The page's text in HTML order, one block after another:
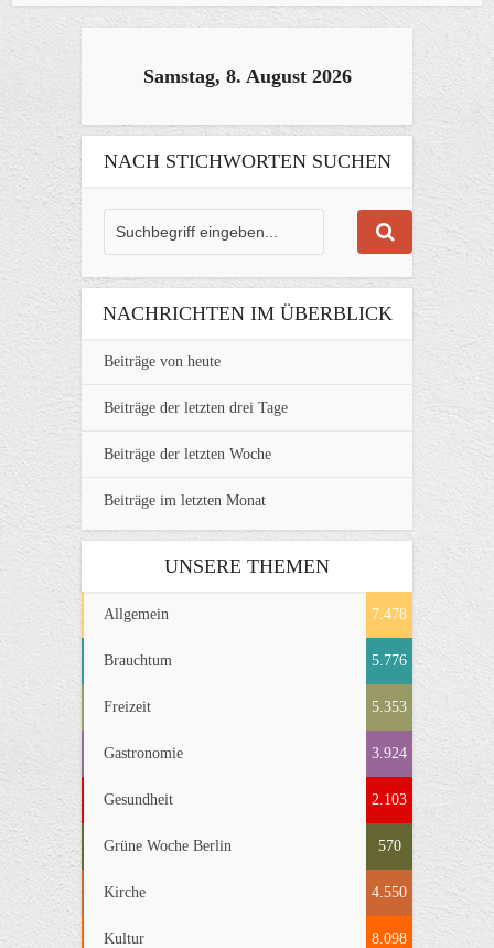
Samstag, 8. August 2026
NACH STICHWORTEN SUCHEN
NACHRICHTEN IM ÜBERBLICK
Beiträge von heute
Beiträge der letzten drei Tage
Beiträge der letzten Woche
Beiträge im letzten Monat
UNSERE THEMEN
Allgemein 7.478
Brauchtum 5.776
Freizeit 5.353
Gastronomie 3.924
Gesundheit 2.103
Grüne Woche Berlin 570
Kirche 4.550
Kultur 8.098